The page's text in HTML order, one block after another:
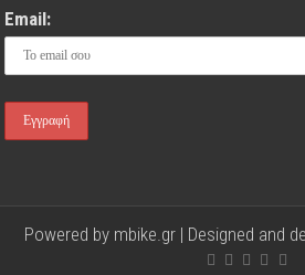
Email:
Powered by mbike.gr | Designed and